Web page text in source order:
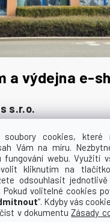
cookies, které
Vám na míru.
fungování webu. Využití
kliknutím na
odsouhlasit
Pokud volitelné cookies
“. Kdyby vás
v dokumentuZásady
a výdejna e-
s.r.o.
- Čakovice
- 16:30
- 15:30